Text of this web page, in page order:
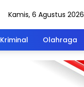
Kamis, 6 Agustus 2026
Kriminal Olahraga